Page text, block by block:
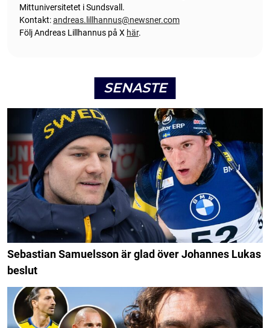
Mittuniversitetet i Sundsvall.
Kontakt:andreas.lillhannus@newsner.com
Följ Andreas Lillhannus på X här.
SENASTE
Sebastian Samuelsson är glad över Johannes Lukas
beslut